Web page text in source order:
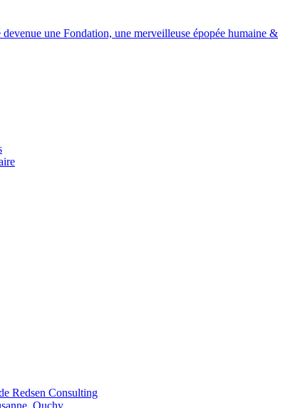
une Fondation, une merveilleuse épopée humaine &
Redsen Consulting
Ouchy